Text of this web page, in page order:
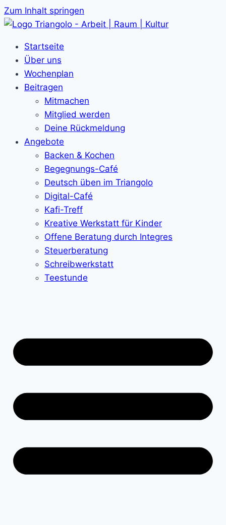
Zum Inhalt springen
Startseite
Über uns
Wochenplan
Beitragen
Mitmachen
Mitglied werden
Deine Rückmeldung
Angebote
Backen & Kochen
Begegnungs-Café
Deutsch üben im Triangolo
Digital-Café
Kafi-Treff
Kreative Werkstatt für Kinder
Offene Beratung durch Integres
Steuerberatung
Schreibwerkstatt
Teestunde